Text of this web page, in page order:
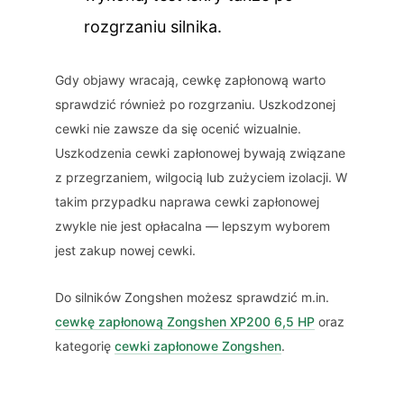
rozgrzaniu silnika.
Gdy objawy wracają, cewkę zapłonową warto
sprawdzić również po rozgrzaniu. Uszkodzonej
cewki nie zawsze da się ocenić wizualnie.
Uszkodzenia cewki zapłonowej bywają związane
z przegrzaniem, wilgocią lub zużyciem izolacji. W
takim przypadku naprawa cewki zapłonowej
zwykle nie jest opłacalna — lepszym wyborem
jest zakup nowej cewki.
Do silników Zongshen możesz sprawdzić m.in.
cewkę zapłonową Zongshen XP200 6,5 HP oraz
kategorię cewki zapłonowe Zongshen.